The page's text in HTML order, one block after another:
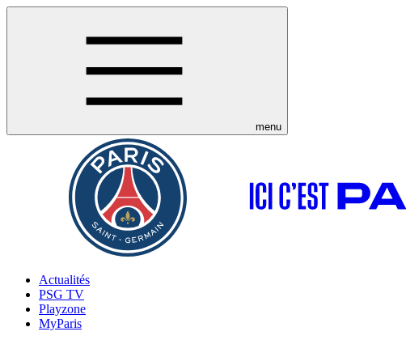
menu
Actualités
PSG TV
Playzone
MyParis